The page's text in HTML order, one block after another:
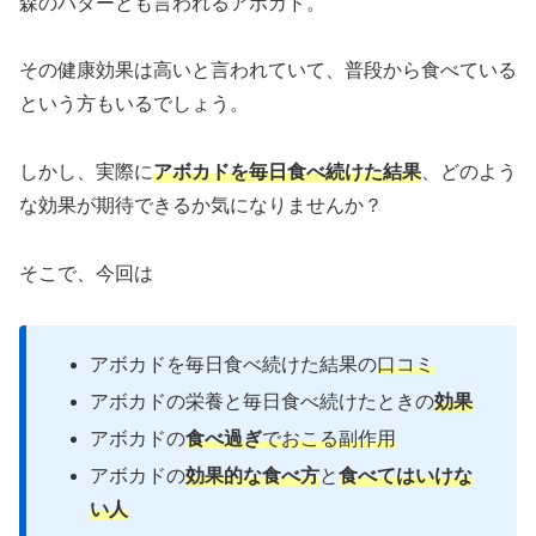
その健康効果は高いと言われていて、普段から食べている
という方もいるでしょう。
しかし、実際にアボカドを毎日食べ続けた結果 、どのよう
な効果が期待できるか気になりませんか？
そこで、今回は
アボカドを毎日食べ続けた結果の口コミ
アボカドの栄養と毎日食べ続けたときの効果
アボカドの食べ過ぎでおこる副作用
アボカドの効果的な食べ方と食べてはいけな
い人